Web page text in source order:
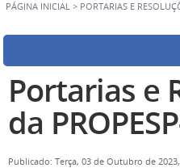
PÁGINA INICIAL > PORTARIAS E
Portarias e
da
Publicado: Terça, 03 de Outubro de